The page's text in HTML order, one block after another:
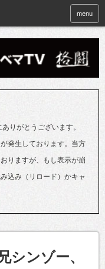
menu
りがとうございます。
発生しております。当方
りますが、もし表示が崩
込み（リロード）かキャ
シンゾー、